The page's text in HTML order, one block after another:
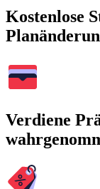
Kostenlose
Verdiene